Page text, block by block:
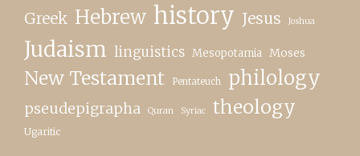
Greek Hebrew history Jesus Joshua
Judaism linguistics Mesopotamia Moses
New Testament Pentateuch philology
pseudepigrapha Quran Syriac theology
Ugaritic